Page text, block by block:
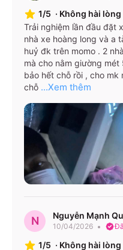
1/5 · Không hài lòng
Trải nghiệm lần đầu đặt
nhà xe hoàng long và a
huỷ đk trên momo . 2
mà cho nằm giường
bảo hết chỗ rồi , cho mk
chỗ ...Xem thêm
N Nguyễn Mạnh
10/04/2026
1/5 · Không hài lòng